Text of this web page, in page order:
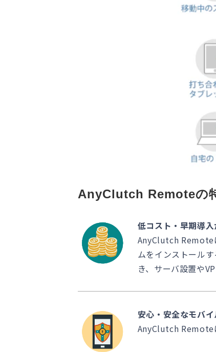
AnyClutch Remoteの
低コスト・早期導
AnyClutch Remote
ムをインストール
き、サーバ設置や
安心・安全なモバ
AnyClutch Remote